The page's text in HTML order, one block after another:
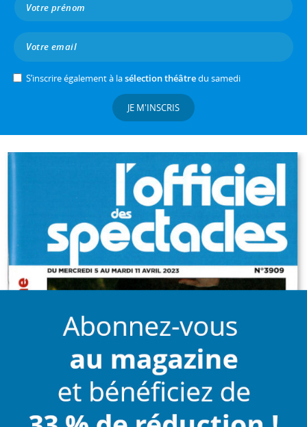
S’inscrire également à lasélection théâtredu samedi
JE M'INSCRIS